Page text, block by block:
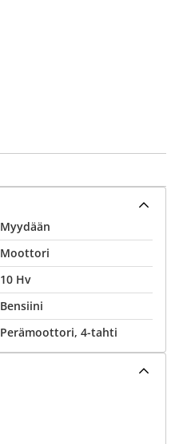
Myydään
Moottori
10 Hv
Bensiini
Perämoottori, 4-tahti